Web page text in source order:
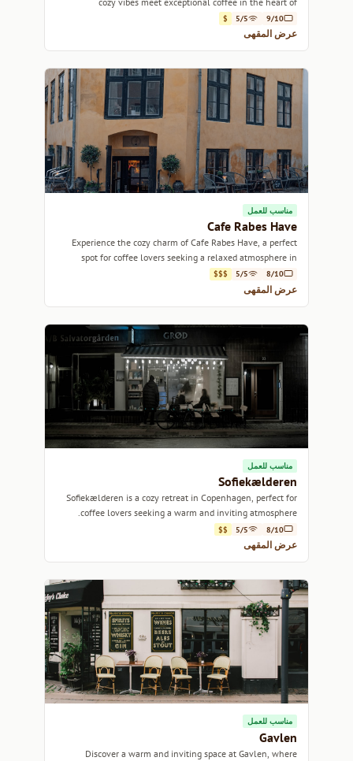
Copenhagen.
9/10
5/5
$
عرض المقهى
مناسب للعمل
Cafe Rabes Have
Experience the cozy charm of Cafe Rabes Have, a perfect
spot for coffee lovers seeking a relaxed atmosphere in
Copenhagen.
8/10
5/5
$$$
عرض المقهى
مناسب للعمل
Sofiekælderen
Sofiekælderen is a cozy retreat in Copenhagen, perfect for
coffee lovers seeking a warm and inviting atmosphere.
8/10
5/5
$$
عرض المقهى
مناسب للعمل
Gavlen
Discover a warm and inviting space at Gavlen, where